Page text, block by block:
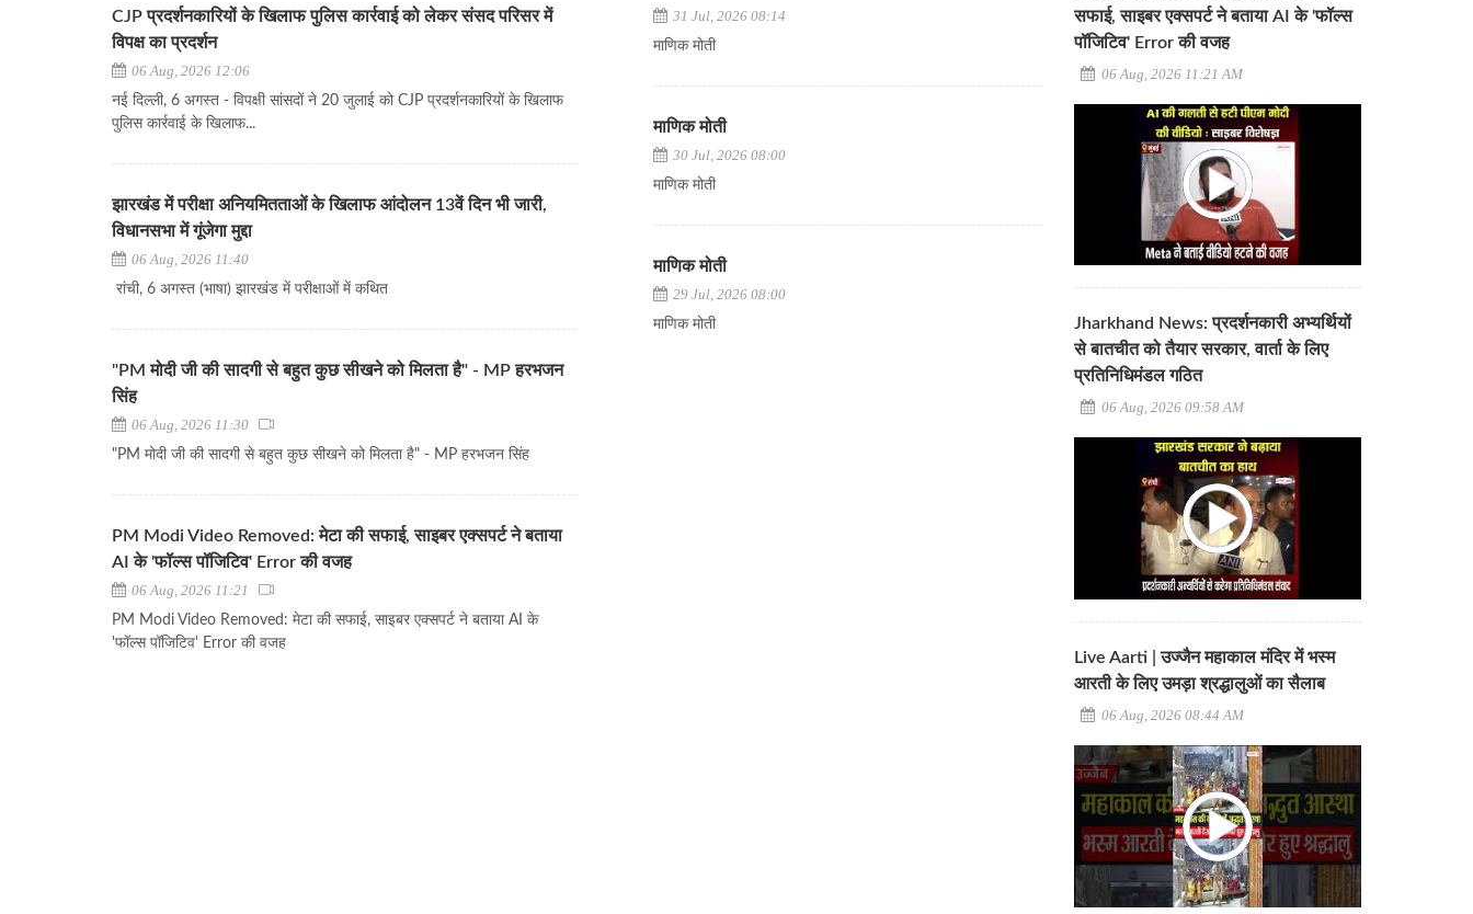
CJP प्रदर्शनकारियों के खिलाफ पुलिस कार्रवाई को लेकर संसद परिसर में
विपक्ष का प्रदर्शन
06 Aug, 2026 12:06
नई दिल्ली, 6 अगस्त - विपक्षी सांसदों ने 20 जुलाई को CJP प्रदर्शनकारियों के खिलाफ
पुलिस कार्रवाई के खिलाफ...
झारखंड में परीक्षा अनियमितताओं के खिलाफ आंदोलन 13वें दिन भी जारी,
विधानसभा में गूंजेगा मुद्दा
06 Aug, 2026 11:40
रांची, 6 अगस्त (भाषा) झारखंड में परीक्षाओं में कथित
"PM मोदी जी की सादगी से बहुत कुछ सीखने को मिलता है" - MP हरभजन
सिंह
06 Aug, 2026 11:30
"PM मोदी जी की सादगी से बहुत कुछ सीखने को मिलता है" - MP हरभजन सिंह
PM Modi Video Removed: मेटा की सफाई, साइबर एक्सपर्ट ने बताया
AI के 'फॉल्स पॉजिटिव' Error की वजह
06 Aug, 2026 11:21
PM Modi Video Removed: मेटा की सफाई, साइबर एक्सपर्ट ने बताया AI के
'फॉल्स पॉजिटिव' Error की वजह
31 Jul, 2026 08:14
माणिक मोती
माणिक मोती
30 Jul, 2026 08:00
माणिक मोती
माणिक मोती
29 Jul, 2026 08:00
माणिक मोती
सफाई, साइबर एक्सपर्ट ने बताया AI के 'फॉल्स
पॉजिटिव' Error की वजह
06 Aug, 2026 11:21 AM
Jharkhand News: प्रदर्शनकारी अभ्यर्थियों
से बातचीत को तैयार सरकार, वार्ता के लिए
प्रतिनिधिमंडल गठित
06 Aug, 2026 09:58 AM
Live Aarti | उज्जैन महाकाल मंदिर में भस्म
आरती के लिए उमड़ा श्रद्धालुओं का सैलाब
06 Aug, 2026 08:44 AM